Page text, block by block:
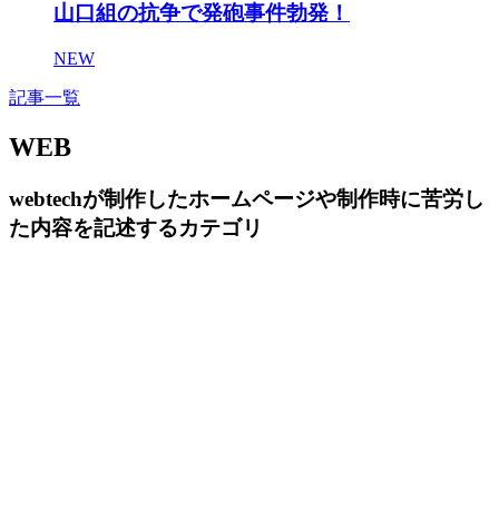
山口組の抗争で発砲事件勃発！
NEW
記事一覧
WEB
webtechが制作したホームページや制作時に苦労し
た内容を記述するカテゴリ